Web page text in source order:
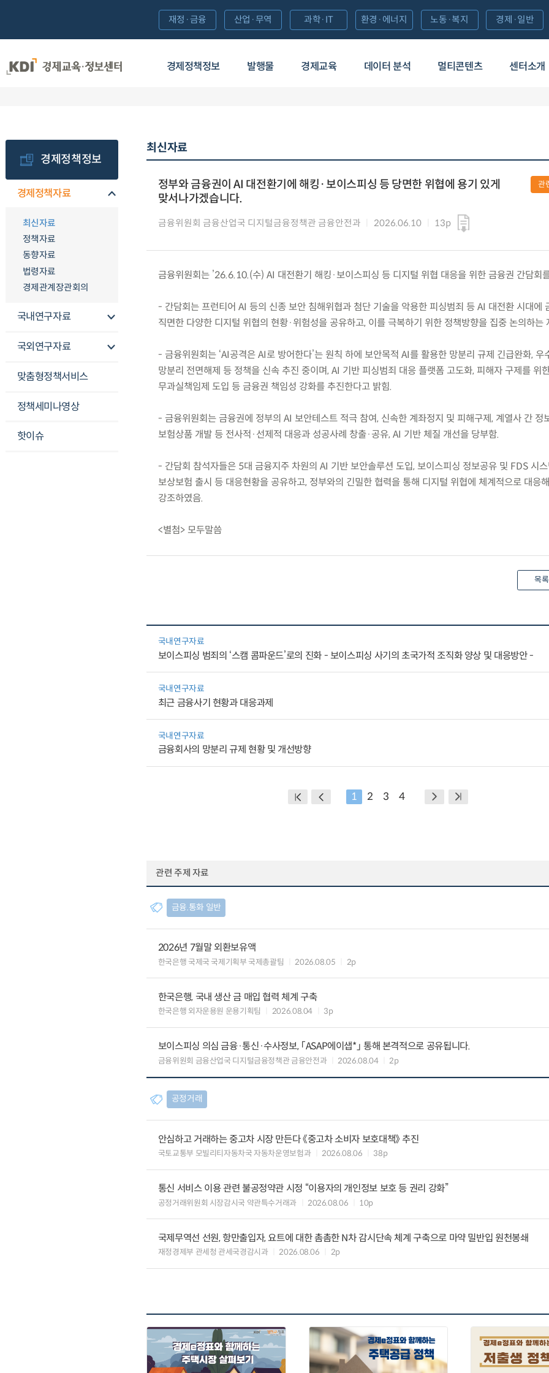
경제정책정보 발행물 경제교육 데이터 분석 멀티콘텐츠 센터소개
재정·금융 산업·무역 과학·IT 환경·에너지 노동·복지 경제·일반
경제정책정보
경제정책자료
최신자료
정책자료
동향자료
법령자료
경제관계장관회의
국내연구자료
국외연구자료
맞춤형정책서비스
정책세미나영상
핫이슈
최신자료
정부와 금융권이 AI 대전환기에 해킹·보이스피싱 등 당면한 위협에 용기 있게
맞서나가겠습니다.
금융위원회 금융산업국 디지털금융정책관 금융안전과 2026.06.10 13p
관
금융위원회는 ’26.6.10.(수) AI 대전환기 해킹·보이스피싱 등 디지털 위협 대응을 위한 금융권 간담회
- 간담회는 프런티어 AI 등의 신종 보안 침해위협과 첨단 기술을 악용한 피싱범죄 등 AI 대전환 시대에
직면한 다양한 디지털 위협의 현황·위험성을 공유하고, 이를 극복하기 위한 정책방향을 집중 논의하는
- 금융위원회는 ‘AI공격은 AI로 방어한다’는 원칙 하에 보안목적 AI를 활용한 망분리 규제 긴급완화, 우
망분리 전면해제 등 정책을 신속 추진 중이며, AI 기반 피싱범죄 대응 플랫폼 고도화, 피해자 구제를 위
무과실책임제 도입 등 금융권 책임성 강화를 추진한다고 밝힘.
- 금융위원회는 금융권에 정부의 AI 보안테스트 적극 참여, 신속한 계좌정지 및 피해구제, 계열사 간 정
보험상품 개발 등 전사적·선제적 대응과 성공사례 창출·공유, AI 기반 체질 개선을 당부함.
- 간담회 참석자들은 5대 금융지주 차원의 AI 기반 보안솔루션 도입, 보이스피싱 정보공유 및 FDS 시
보상보험 출시 등 대응현황을 공유하고, 정부와의 긴밀한 협력을 통해 디지털 위협에 체계적으로 대응
강조하였음.
<별첨> 모두말씀
목
국내연구자료
보이스피싱 범죄의 ‘스캠 콤파운드’로의 진화 - 보이스피싱 사기의 초국가적 조직화 양상 및 대응방안 -
국내연구자료
최근 금융사기 현황과 대응과제
국내연구자료
금융회사의 망분리 규제 현황 및 개선방향
1 2 3 4
관련 주제 자료
금융.통화 일반
2026년 7월말 외환보유액
한국은행 국제국 국제기획부 국제총괄팀 2026.08.05 2p
한국은행, 국내 생산 금 매입 협력 체계 구축
한국은행 외자운용원 운용기획팀 2026.08.04 3p
보이스피싱 의심 금융·통신·수사정보, 「ASAP에이샙*」 통해 본격적으로 공유됩니다.
금융위원회 금융산업국 디지털금융정책관 금융안전과 2026.08.04 2p
공정거래
안심하고 거래하는 중고차 시장 만든다 《중고차 소비자 보호대책》 추진
국토교통부 모빌리티자동차국 자동차운영보험과 2026.08.06 38p
통신 서비스 이용 관련 불공정약관 시정 “이용자의 개인정보 보호 등 권리 강화”
공정거래위원회 시장감시국 약관특수거래과 2026.08.06 10p
국제무역선 선원, 항만출입자, 요트에 대한 촘촘한 N차 감시단속 체계 구축으로 마약 밀반입 원천봉쇄
재정경제부 관세청 관세국경감시과 2026.08.06 2p